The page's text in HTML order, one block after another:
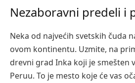
Nezaboravni predeli i
Neka od najvećih svetskih čuda
ovom kontinentu. Uzmite, na
drevni grad Inka koji je smešten
Peruu. To je mesto koje će vas